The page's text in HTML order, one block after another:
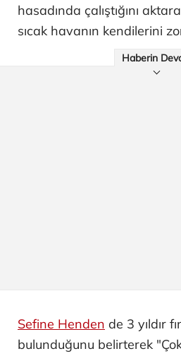
hasadında çalıştığını
sıcak havanın kendilerini
Haberin
Sefine Henden de 3 yıldır
bulunduğunu belirterek